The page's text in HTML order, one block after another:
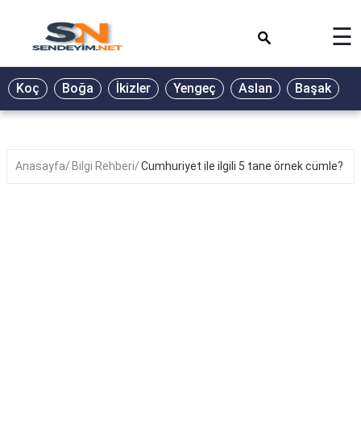
BİYOGRAFİ
GALERİ
☰
Koç Boğa İkizler Yengeç Aslan Başak
Anasayfa Bilgi Rehberi Cumhuriyet ile ilgili 5 tane örnek cümle?